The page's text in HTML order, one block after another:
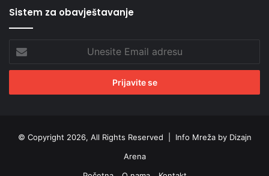
Sistem za obavještavanje
Email
adresu
© Copyright 2026, All Rights Reserved | Info Mreža by Dizajn
Arena